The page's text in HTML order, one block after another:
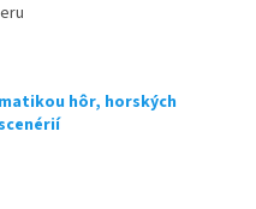
hôr, horských